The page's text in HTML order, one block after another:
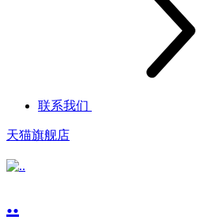
联系我们
天猫旗舰店
..